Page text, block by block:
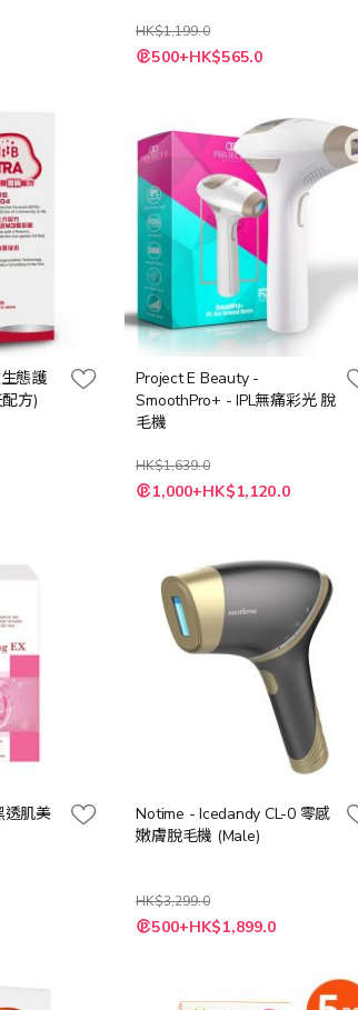
HK$1,199.0
特
殊 500+HK$565.0
態護
方)
Project E Beauty -
SmoothPro+ - IPL無痛彩光 脫
毛機
HK$1,639.0
特
殊 1,000+HK$1,120.0
透肌美
Notime - Icedandy CL-0 零感
嫩膚脫毛機 (Male)
HK$3,299.0
特
殊 500+HK$1,899.0